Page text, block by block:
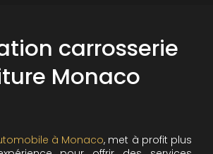
carrosserie
Monaco
à Monaco, met à profit plus